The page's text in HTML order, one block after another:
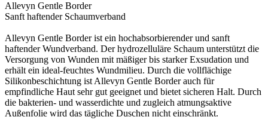
Allevyn Gentle Border
Sanft haftender Schaumverband
Allevyn Gentle Border ist ein hochabsorbierender und sanft
haftender Wundverband. Der hydrozelluläre Schaum unterstützt die
Versorgung von Wunden mit mäßiger bis starker Exsudation und
erhält ein ideal-feuchtes Wundmilieu. Durch die vollflächige
Silikonbeschichtung ist Allevyn Gentle Border auch für
empfindliche Haut sehr gut geeignet und bietet sicheren Halt. Durch
die bakterien- und wasserdichte und zugleich atmungsaktive
Außenfolie wird das tägliche Duschen nicht einschränkt.